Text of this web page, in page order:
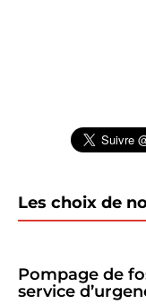
Les choix de
Pompage de
service